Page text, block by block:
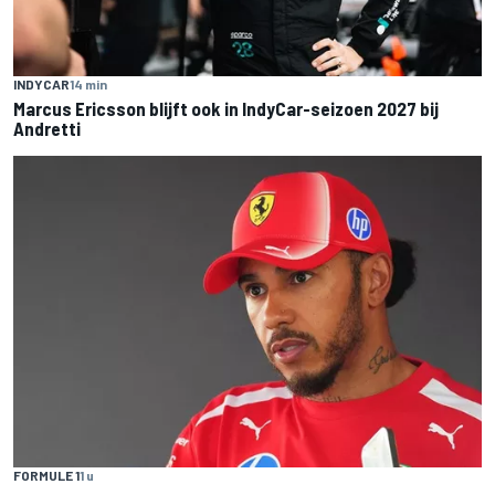
INDYCAR14 min
Marcus Ericsson blijft ook in IndyCar-seizoen 2027 bij
Andretti
FORMULE 11 u